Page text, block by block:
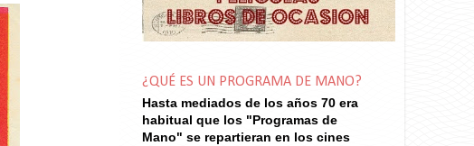
¿QUÉ ES UN PROGRAMA DE MANO?
Hasta mediados de los años 70 era
habitual que los "Programas de
Mano" se repartieran en los cines